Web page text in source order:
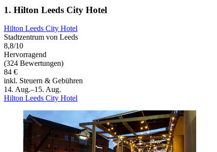
1. Hilton Leeds City Hotel
Hilton Leeds City Hotel
Stadtzentrum von Leeds
8,8/10
Hervorragend
(324 Bewertungen)
84 €
inkl. Steuern & Gebühren
14. Aug.–15. Aug.
Hilton Leeds City Hotel